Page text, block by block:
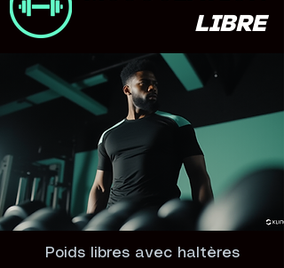
LIBRE
Poids libres avec haltères